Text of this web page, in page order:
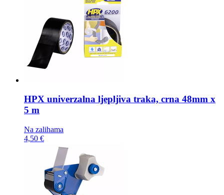
HPX univerzalna ljepljiva traka, crna 48mm x
5 m
Na zalihama
4,50 €